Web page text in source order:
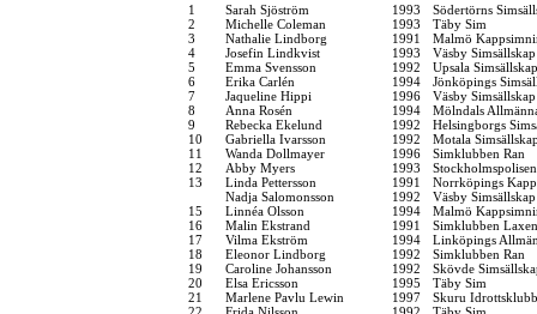
1 Sarah Sjöström 1993
Södertörns
2
Michelle Coleman 1993
Täby Sim
3
Nathalie Lindborg 1991
Malmö
4
Josefin Lindkvist 1993
Väsby Simsällskap
5
Emma Svensson 1992
Upsala Simsällskap
6
Erika Carlén 1994
Jönköpings
7
Jaqueline Hippi 1996
Väsby Simsällskap
8
Anna Rosén 1994
Mölndals
9
Rebecka Ekelund 1992
Helsingborgs
10
Gabriella Ivarsson 1992
Motala
11
Wanda Dollmayer 1996
Simklubben Ran
12
Abby Myers 1993
13
Linda Pettersson 1991
Norrköpings
Nadja Salomonsson
1992
Väsby Simsällskap
15
Linnéa Olsson 1994
Malmö
16
Malin Ekstrand 1991
Simklubben Laxen
17
Vilma Ekström 1994
Linköpings
18
Eleonor Lindborg 1992
Simklubben Ran
19
Caroline Johansson 1992
Skövde
20
Elsa Ericsson 1995
Täby Sim
21
Marlene Pavlu Lewin 1997
Skuru Idrottsklubb